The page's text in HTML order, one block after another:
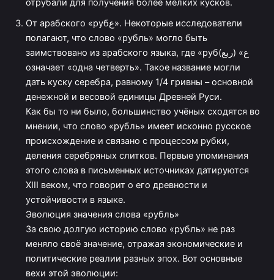
отрубали для получения более мелких кусков.
От арабского «рубع». Некоторые исследователи
полагают, что слово «рубль» могло быть
заимствовано из арабского языка, где «рубع» (ربع)
означает «одна четверть». Такое название могли
дать куску серебра, равному 1/4 гривны – основной
денежной и весовой единицы Древней Руси.
Как бы то ни было, большинство учёных сходятся во
мнении, что слово «рубль» имеет исконно русское
происхождение и связано с процессом рубки,
деления серебряных слитков. Первые упоминания
этого слова в письменных источниках датируются
XIII веком, что говорит о его древности и
устойчивости в языке.
Эволюция значения слова «рубль»
За свою долгую историю слово «рубль» не раз
меняло своё значение, отражая экономические и
политические реалии разных эпох. Вот основные
вехи этой эволюции: